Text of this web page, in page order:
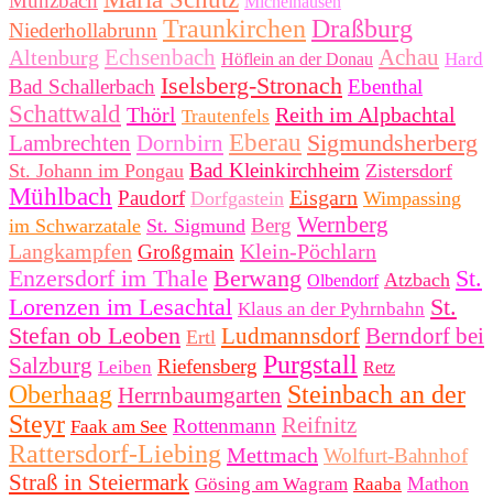
Niederhollabrunn Traunkirchen Draßburg
Altenburg Echsenbach Höflein an der Donau Achau Hard
Bad Schallerbach Iselsberg-Stronach Ebenthal
Schattwald Thörl Trautenfels Reith im Alpbachtal
Lambrechten Dornbirn Eberau Sigmundsherberg
St. Johann im Pongau Bad Kleinkirchheim Zistersdorf
Mühlbach Paudorf Dorfgastein Eisgarn Wimpassing
im Schwarzatale St. Sigmund Berg Wernberg
Langkampfen Großgmain Klein-Pöchlarn
Enzersdorf im Thale Berwang Olbendorf Atzbach St.
Lorenzen im Lesachtal Klaus an der Pyhrnbahn St.
Stefan ob Leoben Ertl Ludmannsdorf Berndorf bei
Salzburg Leiben Riefensberg Purgstall Retz
Oberhaag Herrnbaumgarten Steinbach an der
Steyr Faak am See Rottenmann Reifnitz
Rattersdorf-Liebing Mettmach Wolfurt-Bahnhof
Straß in Steiermark Gösing am Wagram Raaba Mathon